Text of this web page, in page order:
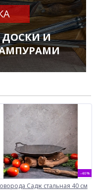
ДОСКИ И
-46%
Садж стальная 40 см